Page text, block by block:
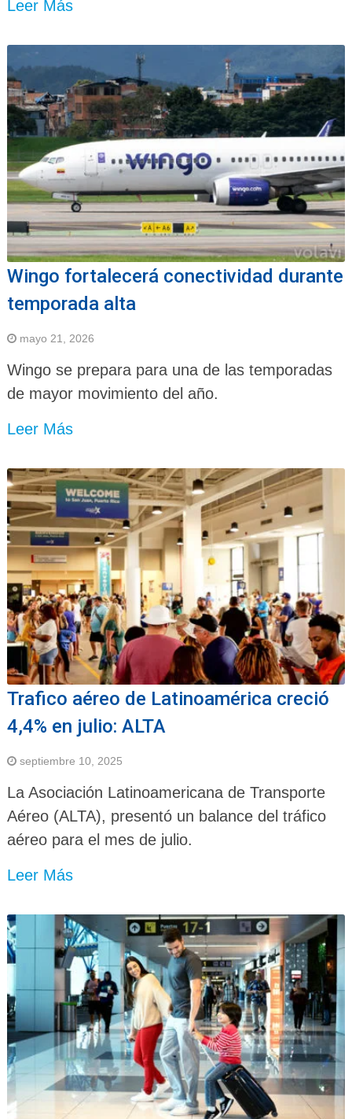
Leer Más
Wingo fortalecerá conectividad durante
temporada alta
mayo 21, 2026
Wingo se prepara para una de las temporadas
de mayor movimiento del año.
Leer Más
Trafico aéreo de Latinoamérica creció
4,4% en julio: ALTA
septiembre 10, 2025
La Asociación Latinoamericana de Transporte
Aéreo (ALTA), presentó un balance del tráfico
aéreo para el mes de julio.
Leer Más